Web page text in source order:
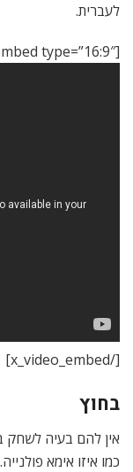
לעברית.
[x_video_embed type=”16:9″]
[/x_video_embed]
בחוץ
אין להם בעיה לשחק
כמו איזו אימא